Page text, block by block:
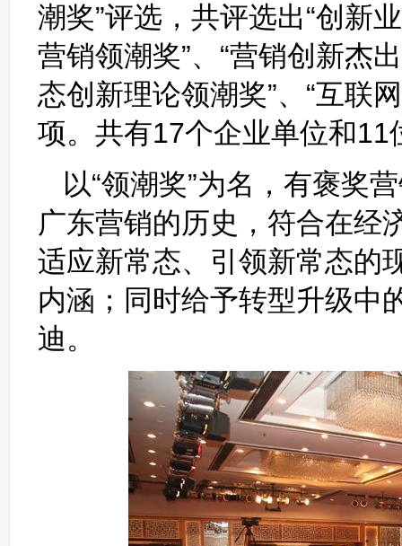
潮奖”评选，共评选出“创新
营销领潮奖”、“营销创新杰
态创新理论领潮奖”、“互联
项。共有17个企业单位和
以“领潮奖”为名，有褒奖
广东营销的历史，符合在经
适应新常态、引领新常态的
内涵；同时给予转型升级中
迪。